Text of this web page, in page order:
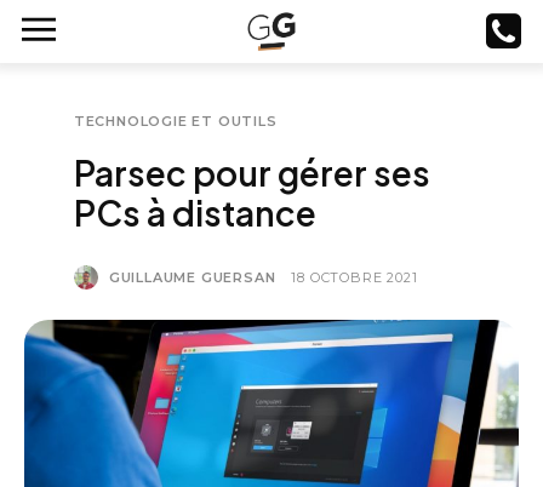
TECHNOLOGIE ET OUTILS
Parsec pour gérer ses
PCs à distance
GUILLAUME GUERSAN 18 OCTOBRE 2021